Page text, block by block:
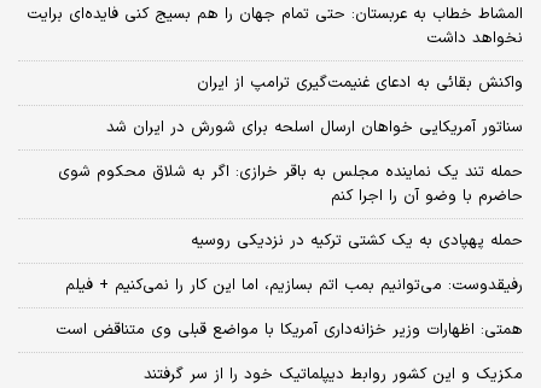
المشاط خطاب به عربستان: حتی تمام جهان را هم بسیج کنی فایده‌ای برایت
نخواهد داشت
واکنش بقائی به ادعای غنیمت‌گیری ترامپ از ایران
سناتور آمریکایی خواهان ارسال اسلحه برای شورش در ایران شد
حمله تند یک نماینده مجلس به باقر خرازی: اگر به شلاق محکوم شوی
حاضرم با وضو آن را اجرا کنم
حمله پهپادی به یک کشتی ترکیه در نزدیکی روسیه
رفیقدوست: می‌توانیم بمب اتم بسازیم، اما این کار را نمی‌کنیم + فیلم
همتی: اظهارات وزیر خزانه‌داری آمریکا با مواضع قبلی وی متناقض است
مکزیک و این کشور روابط دیپلماتیک خود را از سر گرفتند